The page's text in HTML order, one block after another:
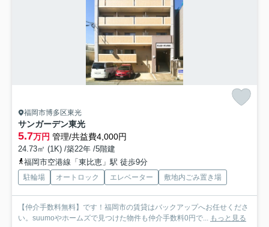
福岡市博多区東光
サンガーデン東光
5.7万円 管理/共益費4,000円
24.73㎡ (1K) /築22年 /5階建
福岡市空港線「東比恵」駅 徒歩9分
駐輪場 オートロック エレベーター 敷地内ごみ置き場
【仲介手数料無料】です！福岡市の賃貸はバックアップへお任せくださ
い。suumoやホームズで見つけた物件も仲介手数料0円で... もっと見る